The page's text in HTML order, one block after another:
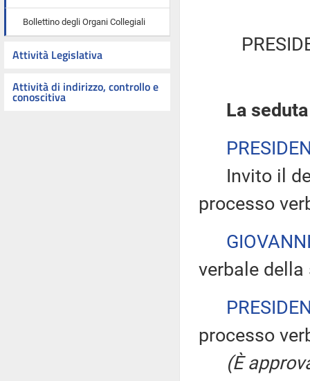
Bollettino degli Organi Collegiali
Attività Legislativa
Attività di indirizzo, controllo e
conoscitiva
La
Invito il
processo
verbale
processo
(È